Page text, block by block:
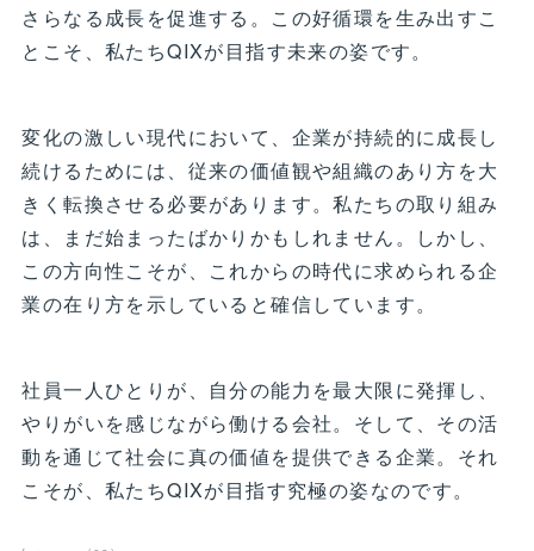
さらなる成長を促進する。この好循環を生み出すこ
とこそ、私たちQIXが目指す未来の姿です。
変化の激しい現代において、企業が持続的に成長し
続けるためには、従来の価値観や組織のあり方を大
きく転換させる必要があります。私たちの取り組み
は、まだ始まったばかりかもしれません。しかし、
この方向性こそが、これからの時代に求められる企
業の在り方を示していると確信しています。
社員一人ひとりが、自分の能力を最大限に発揮し、
やりがいを感じながら働ける会社。そして、その活
動を通じて社会に真の価値を提供できる企業。それ
こそが、私たちQIXが目指す究極の姿なのです。